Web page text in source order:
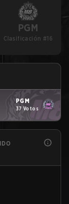
PGM
Clasificación #16
PGM
37 Votos